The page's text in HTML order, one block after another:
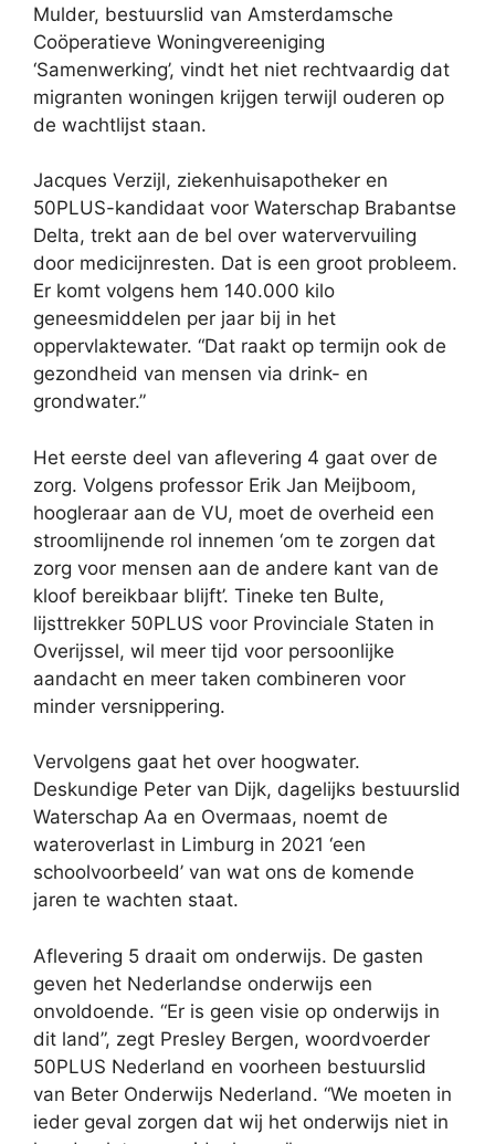
Mulder, bestuurslid van Amsterdamsche
Coöperatieve Woningvereeniging
‘Samenwerking’, vindt het niet rechtvaardig dat
migranten woningen krijgen terwijl ouderen op
de wachtlijst staan.
Jacques Verzijl, ziekenhuisapotheker en
50PLUS-kandidaat voor Waterschap Brabantse
Delta, trekt aan de bel over watervervuiling
door medicijnresten. Dat is een groot probleem.
Er komt volgens hem 140.000 kilo
geneesmiddelen per jaar bij in het
oppervlaktewater. “Dat raakt op termijn ook de
gezondheid van mensen via drink- en
grondwater.”
Het eerste deel van aflevering 4 gaat over de
zorg. Volgens professor Erik Jan Meijboom,
hoogleraar aan de VU, moet de overheid een
stroomlijnende rol innemen ‘om te zorgen dat
zorg voor mensen aan de andere kant van de
kloof bereikbaar blijft’. Tineke ten Bulte,
lijsttrekker 50PLUS voor Provinciale Staten in
Overijssel, wil meer tijd voor persoonlijke
aandacht en meer taken combineren voor
minder versnippering.
Vervolgens gaat het over hoogwater.
Deskundige Peter van Dijk, dagelijks bestuurslid
Waterschap Aa en Overmaas, noemt de
wateroverlast in Limburg in 2021 ‘een
schoolvoorbeeld’ van wat ons de komende
jaren te wachten staat.
Aflevering 5 draait om onderwijs. De gasten
geven het Nederlandse onderwijs een
onvoldoende. “Er is geen visie op onderwijs in
dit land”, zegt Presley Bergen, woordvoerder
50PLUS Nederland en voorheen bestuurslid
van Beter Onderwijs Nederland. “We moeten in
ieder geval zorgen dat wij het onderwijs niet in